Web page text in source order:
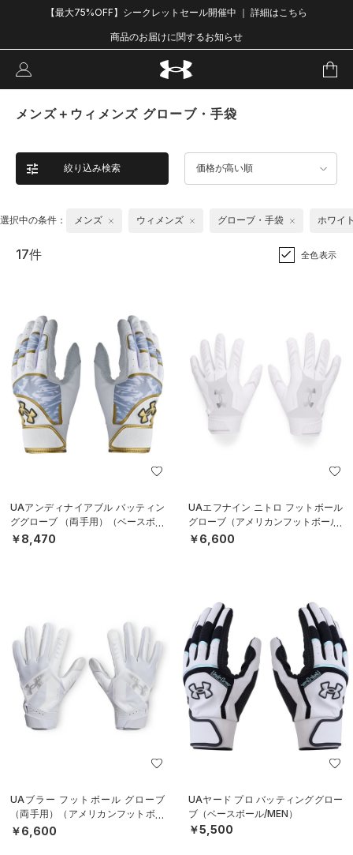
【最大75%OFF】シークレットセール開催中 ｜ 詳細はこちら
商品のお届けに関するお知らせ
メンズ＋ウィメンズ グローブ・手袋
絞り込み検索 価格が高い順
選択中の条件： メンズ ウィメンズ グローブ・手袋 ホワイ
17件 全色表示
UAアンディナイアブル バッティン
ググローブ （両手用）（ベースボー
ル/MEN）
￥8,470
UAエフナイン ニトロ フットボール
グローブ（アメリカンフットボール/
MEN）
￥6,600
UAブラー フットボール グローブ
（両手用）（アメリカンフットボー
ル/MEN）
￥6,600
UAヤード プロ バッティンググロー
ブ（ベースボール/MEN）
￥5,500